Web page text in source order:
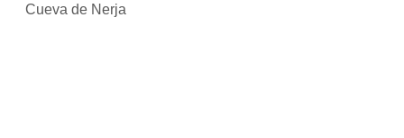
Cueva de Nerja